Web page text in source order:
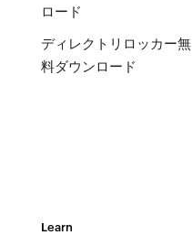
ロード
ディレクトリロッカー無
料ダウンロード
Learn